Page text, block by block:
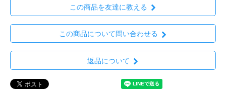
この商品を友達に教える
この商品について問い合わせる
返品について